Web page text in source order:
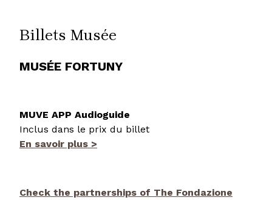
Billets Musée
MUSÉE FORTUNY
MUVE APP Audioguide
Inclus dans le prix du billet
En savoir plus >
Check the partnerships of The Fondazione